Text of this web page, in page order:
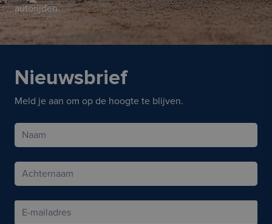
autorijden.
Nieuwsbrief
Meld je aan om op de hoogte te blijven.